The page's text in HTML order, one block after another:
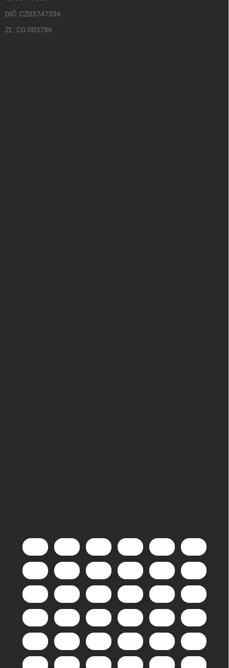
DIČ: CZ03747336
ZL: CG 003786